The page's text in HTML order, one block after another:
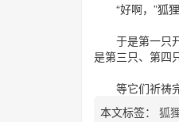
“好啊，”狐狸
于是第一只开
是第三只、第四
等它们祈祷完
本文标签： 狐